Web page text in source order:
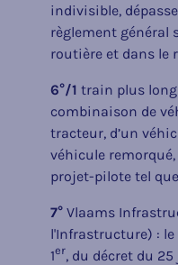
indivisible,
règlement général
routière et dans le
6°/1 train plus
combinaison de
tracteur, d’un
véhicule
projet-pilote tel
7° Vlaams
l'Infrastructure) :
1er, du décret du